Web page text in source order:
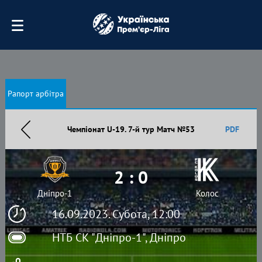
Рапорт арбітра
Чемпіонат U-19. 7-й тур Матч №53 PDF
16.09.2023. Субота, 12:00
НТБ СК "Дніпро-1", Дніпро
Дніпро-1
2 : 0
Колос